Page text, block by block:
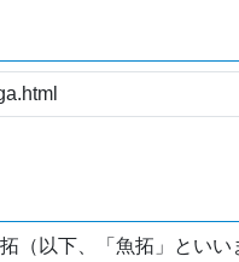
（以下、「魚拓」とい